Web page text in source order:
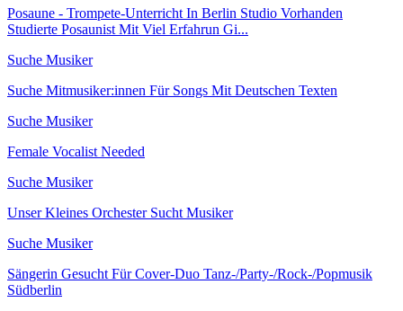
Posaune - Trompete-Unterricht In Berlin Studio Vorhanden
Studierte Posaunist Mit Viel Erfahrun Gi...
Suche Musiker
Suche Mitmusiker:innen Für Songs Mit Deutschen Texten
Suche Musiker
Female Vocalist Needed
Suche Musiker
Unser Kleines Orchester Sucht Musiker
Suche Musiker
Sängerin Gesucht Für Cover-Duo Tanz-/Party-/Rock-/Popmusik
Südberlin